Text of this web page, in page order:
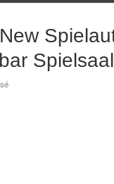
Spielsaal